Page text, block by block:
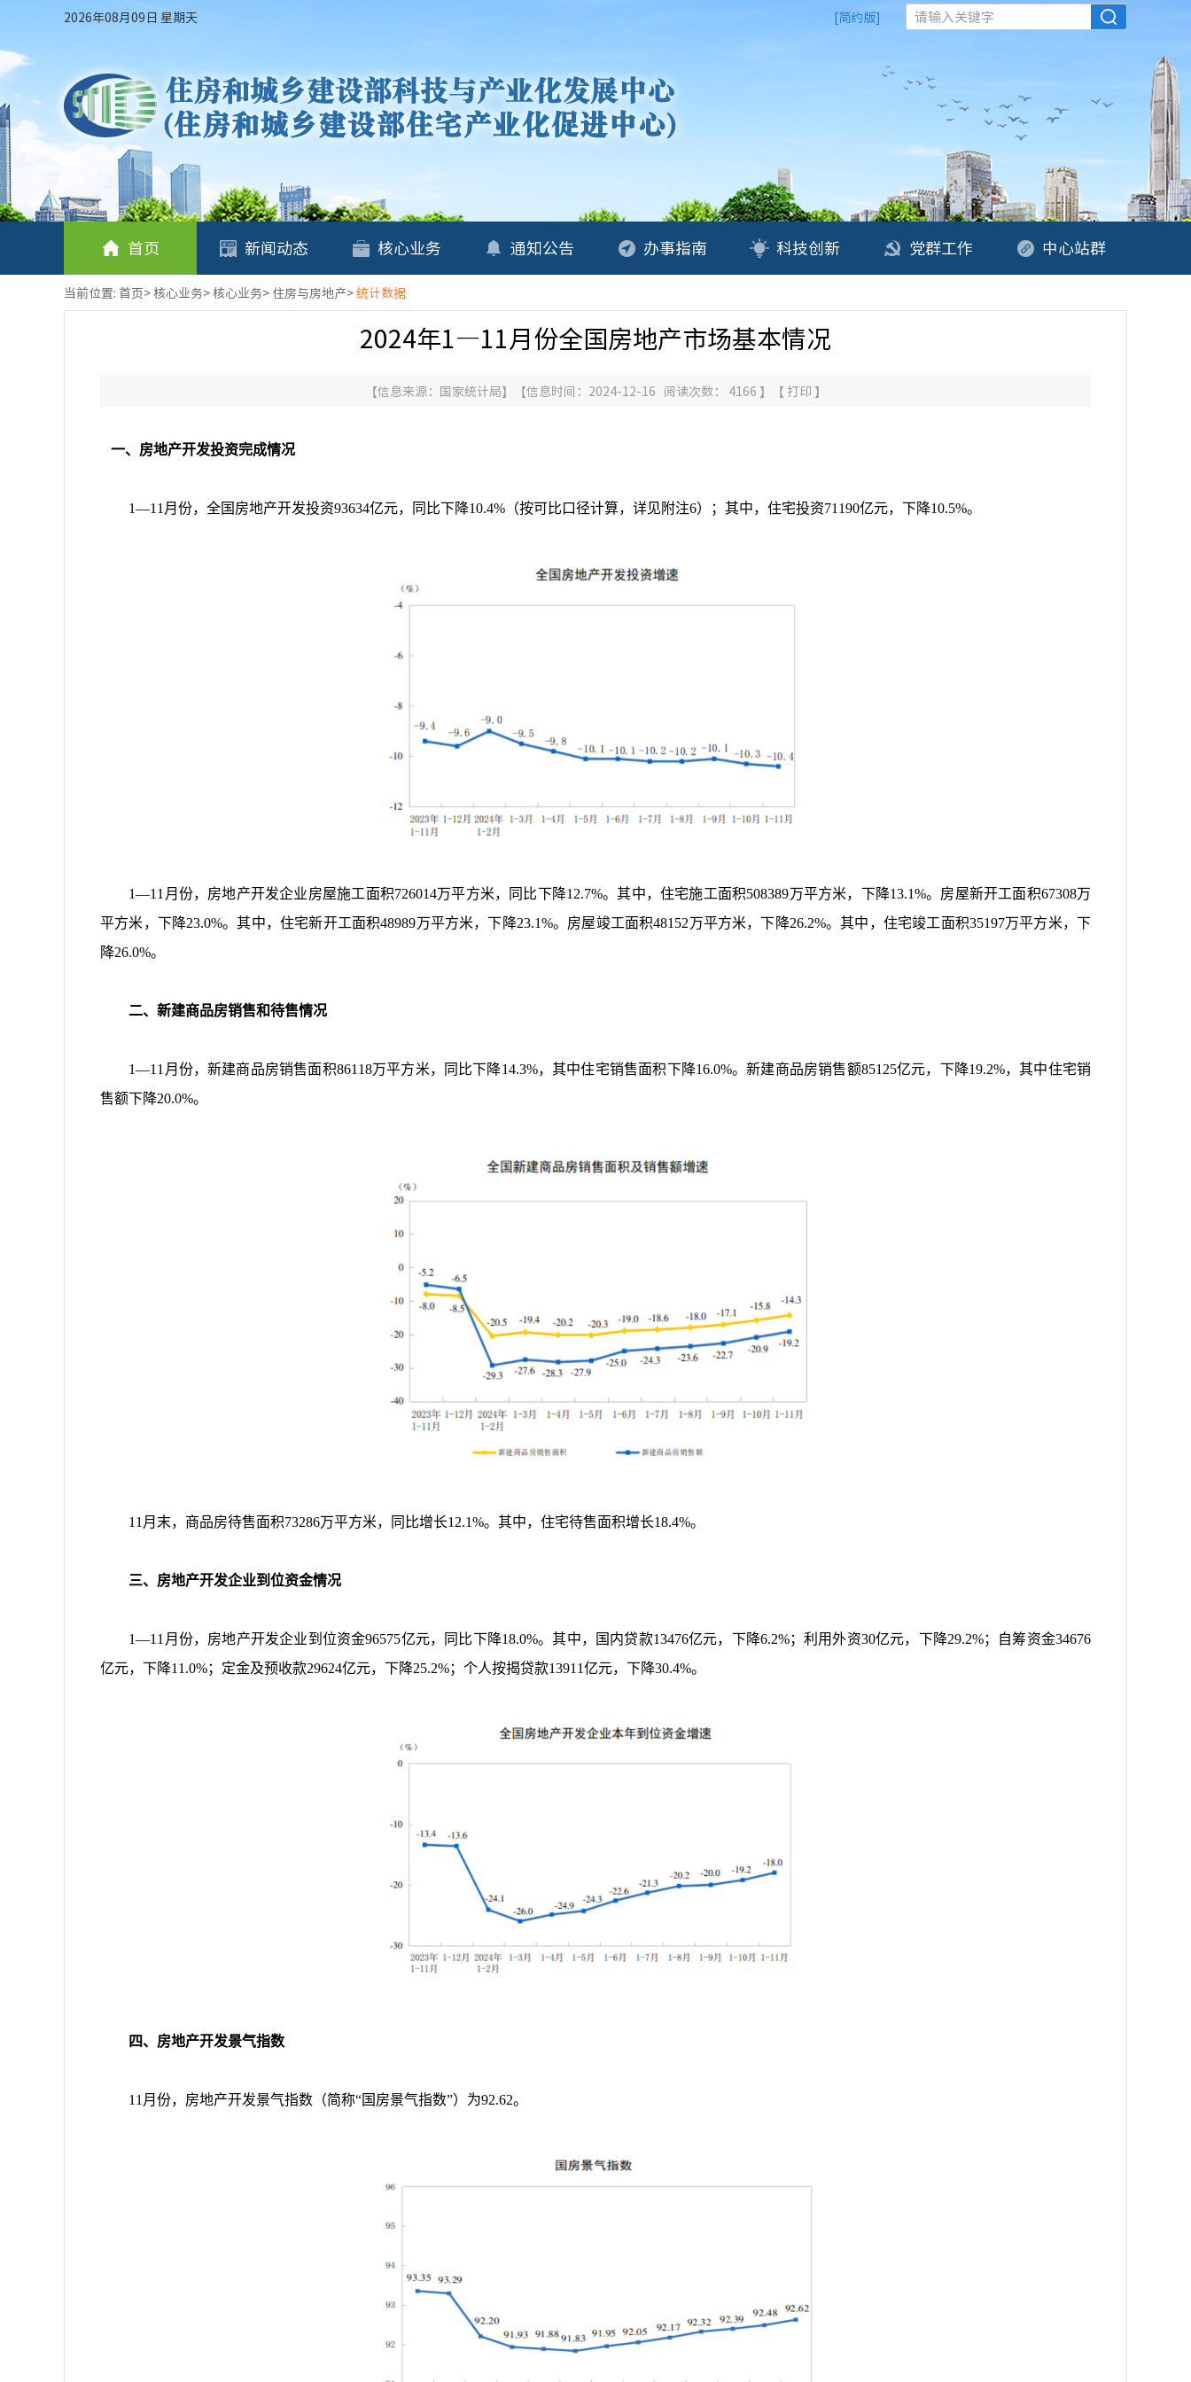
2026年08月09日 星期天 [简约版] 请输入关键字
首页 新闻动态 核心业务 通知公告 办事指南 科技创新 党群工作 中心站群
当前位置: 首页>核心业务>核心业务> 住房与房地产>统计数据
2024年1—11月份全国房地产市场基本情况
【信息来源： 国家统计局】 【信息时间：2024-12-16 阅读次数： 4166 】 【 打印 】
一、房地产开发投资完成情况
1—11 月份，全国房地产开发投资93634亿元，同比下降10.4% （按可比口径计算，详见附注6）；其中，住宅投资71190亿元，下降10.5%。
1—11 月份，房地产开发企业房屋施工面积726014万平方米，同比下降12.7%。其中，住宅施工面积508389万平方米，下降13.1%。房屋新开工面积67308万
平方米，下降23.0%。其中，住宅新开工面积48989万平方米，下降23.1%。房屋竣工面积48152万平方米，下降26.2%。其中，住宅竣工面积35197万平方米，下
降26.0%。
二、新建商品房销售和待售情况
1—11 月份，新建商品房销售面积86118万平方米，同比下降14.3%，其中住宅销售面积下降16.0%。新建商品房销售额85125亿元，下降19.2%，其中住宅销
售额下降20.0%。
11 月末，商品房待售面积73286万平方米，同比增长12.1%。其中，住宅待售面积增长18.4%。
三、房地产开发企业到位资金情况
1—11 月份，房地产开发企业到位资金96575亿元，同比下降18.0%。其中，国内贷款13476亿元，下降6.2%；利用外资30亿元，下降29.2%；自筹资金34676
亿元，下降11.0%；定金及预收款29624亿元，下降25.2%；个人按揭贷款13911亿元，下降30.4%。
四、房地产开发景气指数
11 月份，房地产开发景气指数（简称“国房景气指数”）为92.62。